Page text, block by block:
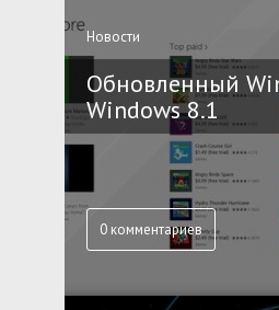
Новости
Обновленный
Windows 8.1
0 комментариев